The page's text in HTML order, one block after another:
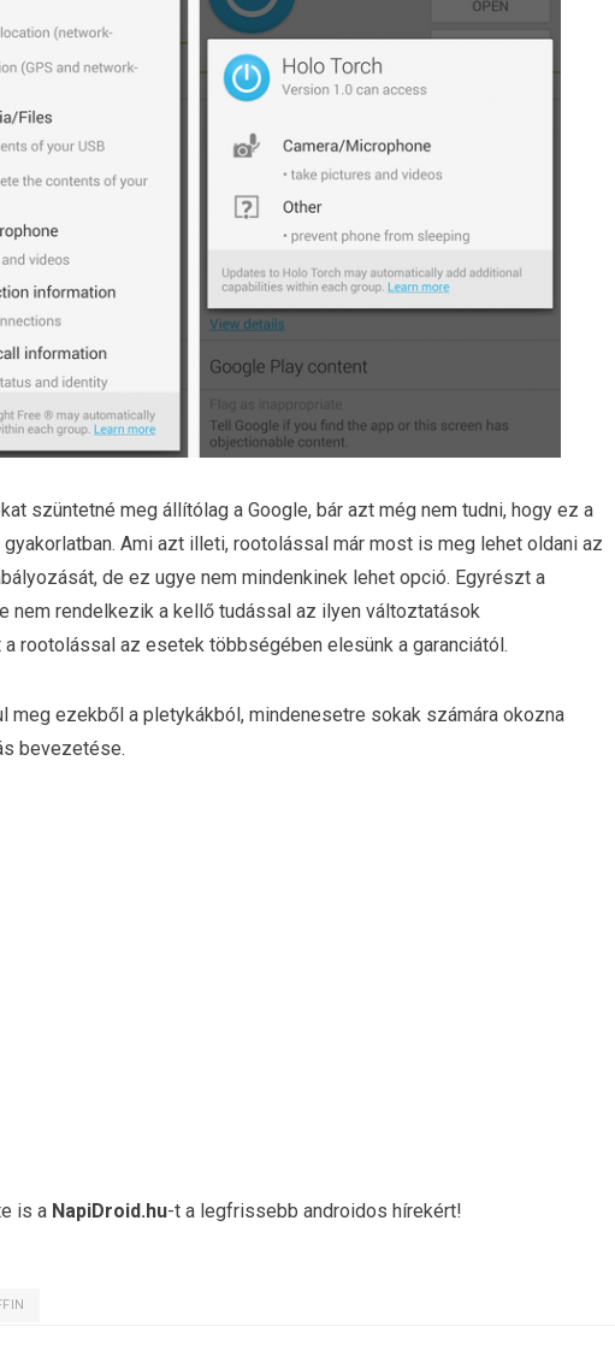
szüntetné meg állítólag a Google, bár azt még nem tudni, hogy ez a
Ami azt illeti, rootolással már most is meg lehet oldani az
de ez ugye nem mindenkinek lehet opció. Egyrészt a
nem rendelkezik a kellő tudással az ilyen változtatások
rootolással az esetek többségében elesünk a garanciától.
meg ezekből a pletykákból, mindenesetre sokak számára okozna
bevezetése.
is a NapiDroid.hu-t a legfrissebb androidos hírekért!